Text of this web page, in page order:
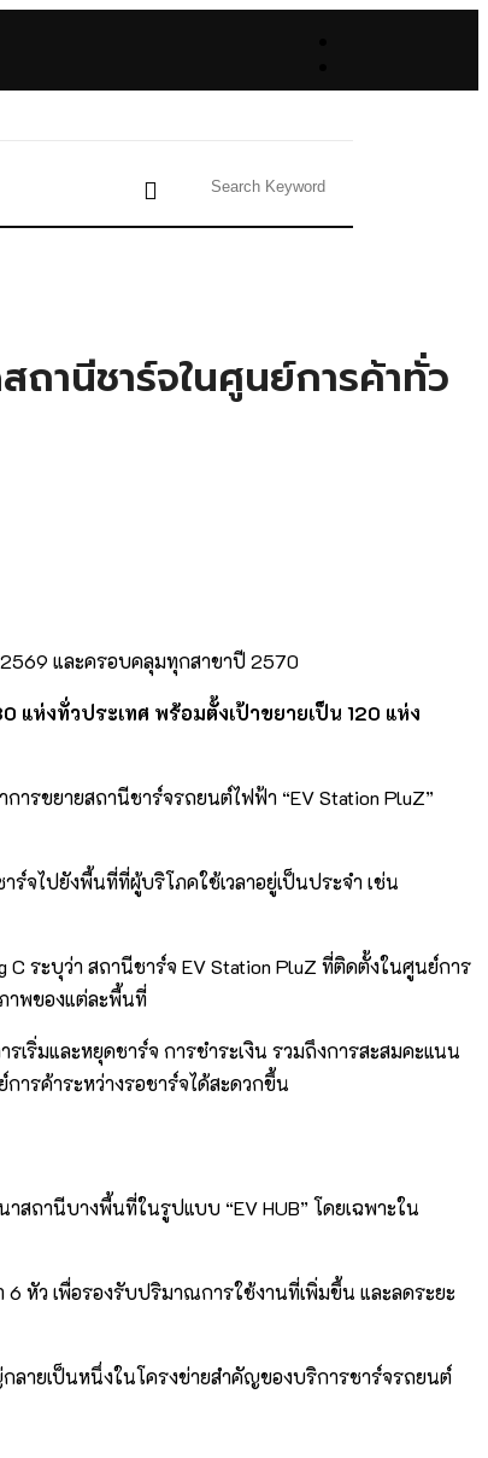
านีชาร์จในศูนย์การค้าทั่ว
2569 และครอบคลุมทุกสาขาปี 2570
แห่งทั่วประเทศ พร้อมตั้งเป้าขยายเป็น 120 แห่ง
ารขยายสถานีชาร์จรถยนต์ไฟฟ้า “EV Station PluZ”
จไปยังพื้นที่ที่ผู้บริโภคใช้เวลาอยู่เป็นประจำ เช่น
ระบุว่า สถานีชาร์จ EV Station PluZ ที่ติดตั้งในศูนย์การ
าพของแต่ละพื้นที่
ริ่มและหยุดชาร์จ การชำระเงิน รวมถึงการสะสมคะแนน
ารค้าระหว่างรอชาร์จได้สะดวกขึ้น
สถานีบางพื้นที่ในรูปแบบ “EV HUB” โดยเฉพาะใน
6 หัว เพื่อรองรับปริมาณการใช้งานที่เพิ่มขึ้น และลดระยะ
ลายเป็นหนึ่งในโครงข่ายสำคัญของบริการชาร์จรถยนต์